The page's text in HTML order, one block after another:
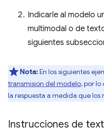
Indicarle al modelo
multimodal o de
siguientes
Nota:En los siguientes
transmisión del modelo, por
la respuesta a medida que
Instrucciones de